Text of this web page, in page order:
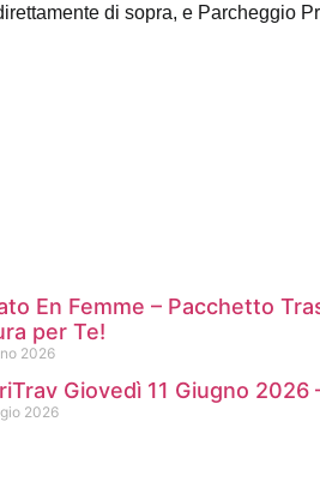
di sopra, e Parcheggio
En Femme – Pacchetto
per Te!
2026
Giovedì 11 Giugno 2026
2026